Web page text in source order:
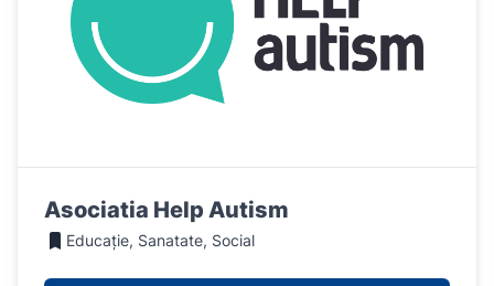
Asociatia Help Autism
Educație, Sanatate, Social